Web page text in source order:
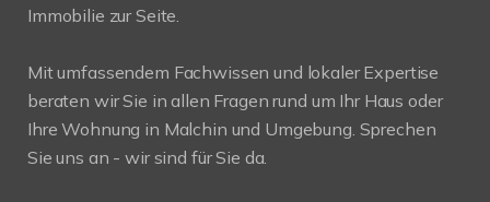
Immobilie zur Seite.
Mit umfassendem Fachwissen und lokaler Expertise
beraten wir Sie in allen Fragen rund um Ihr Haus oder
Ihre Wohnung in Malchin und Umgebung. Sprechen
Sie uns an - wir sind für Sie da.